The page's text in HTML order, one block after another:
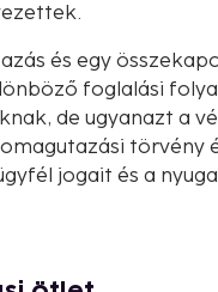
és egy
foglalási
de ugyanazt a
törvény
jogait és a